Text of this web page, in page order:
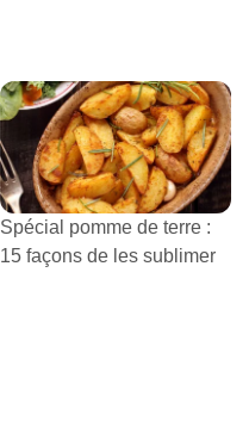
Spécial pomme de terre :
15 façons de les sublimer